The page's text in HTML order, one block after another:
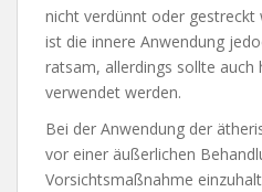
nicht verdünnt oder gestreckt
ist die innere Anwendung
ratsam, allerdings sollte auch
verwendet werden.
Bei der Anwendung der
vor einer äußerlichen
Vorsichtsmaßnahme